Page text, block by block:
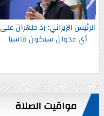
الرئيس الإيراني: رد طهران على
أي عدوان سيكون قاسيا
مواقيت الصلاة